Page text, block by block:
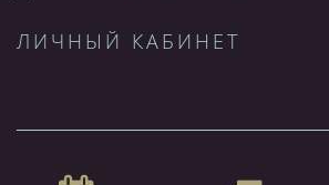
ЛИЧНЫЙ КАБИНЕТ